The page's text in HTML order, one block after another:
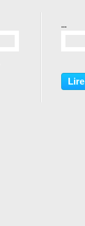
...